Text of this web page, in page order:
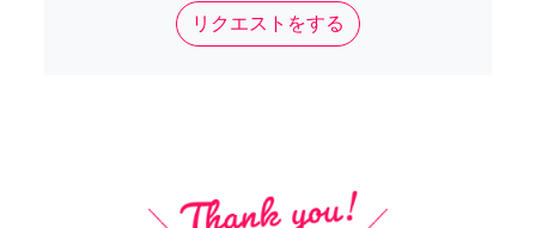
リクエストをする